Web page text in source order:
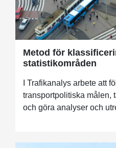
Metod för
statistikområden
I Trafikanalys arbete att
transportpolitiska målen,
och göra analyser och